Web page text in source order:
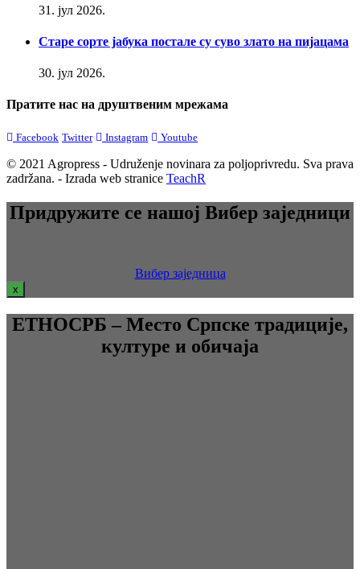
31. јул 2026.
Старе сорте јабука постале су суво злато на пијацама
30. јул 2026.
Пратите нас на друштвеним мрежама
Facebook Twitter Instagram Youtube
© 2021 Agropress - Udruženje novinara za poljoprivredu. Sva prava
zadržana. - Izrada web stranice TeachR
Придружите се нашој Вибер заједници
Вибер заједница
x
ЕТНОСРБ – Место Српске традиције,
културе и обичаја